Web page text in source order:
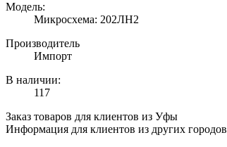
Модель:
Микросхема: 202ЛН2
Производитель
Импорт
В наличии:
117
Заказ товаров для клиентов из Уфы
Информация для клиентов из других городов